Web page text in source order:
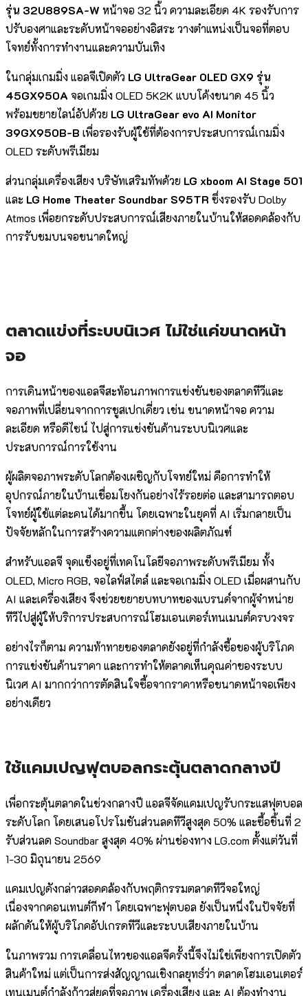
รุ่น 32U889SA-W หน้าจอ 32 นิ้ว ความละเอียด 4K รองรับการ
ปรับองศาและระดับหน้าจออย่างอิสระ วางตำแหน่งเป็นจอที่ตอบ
โจทย์ทั้งการทำงานและความบันเทิง
ในกลุ่มเกมมิ่ง แอลจีเปิดตัว LG UltraGear OLED GX9 รุ่น
45GX950A จอเกมมิ่ง OLED 5K2K แบบโค้งขนาด 45 นิ้ว
พร้อมขยายไลน์อัปด้วย LG UltraGear evo AI Monitor
39GX950B-B เพื่อรองรับผู้ใช้ที่ต้องการประสบการณ์เกมมิ่ง
OLED ระดับพรีเมียม
ส่วนกลุ่มเครื่องเสียง บริษัทเสริมทัพด้วย LG xboom AI Stage 501
และ LG Home Theater Soundbar S95TR ซึ่งรองรับ Dolby
Atmos เพื่อยกระดับประสบการณ์เสียงภายในบ้านให้สอดคล้องกับ
การรับชมบนจอขนาดใหญ่
ตลาดแข่งที่ระบบนิเวศ ไม่ใช่แค่ขนาดหน้า
จอ
การเดินหน้าของแอลจีสะท้อนภาพการแข่งขันของตลาดทีวีและ
จอภาพที่เปลี่ยนจากการชูสเปกเดี่ยว เช่น ขนาดหน้าจอ ความ
ละเอียด หรือดีไซน์ ไปสู่การแข่งขันด้านระบบนิเวศและ
ประสบการณ์การใช้งาน
ผู้ผลิตจอภาพระดับโลกต้องเผชิญกับโจทย์ใหม่ คือการทำให้
อุปกรณ์ภายในบ้านเชื่อมโยงกันอย่างไร้รอยต่อ และสามารถตอบ
โจทย์ผู้ใช้แต่ละคนได้มากขึ้น โดยเฉพาะในยุคที่ AI เริ่มกลายเป็น
ปัจจัยหลักในการสร้างความแตกต่างของผลิตภัณฑ์
สำหรับแอลจี จุดแข็งอยู่ที่เทคโนโลยีจอภาพระดับพรีเมียม ทั้ง
OLED, Micro RGB, จอไลฟ์สไตล์ และจอเกมมิ่ง OLED เมื่อผสานกับ
AI และเครื่องเสียง จึงช่วยขยายบทบาทของแบรนด์จากผู้จำหน่าย
ทีวีไปสู่ผู้ให้บริการประสบการณ์โฮมเอนเตอร์เทนเมนต์ครบวงจร
อย่างไรก็ตาม ความท้าทายของตลาดยังอยู่ที่กำลังซื้อของผู้บริโภค
การแข่งขันด้านราคา และการทำให้ตลาดเห็นคุณค่าของระบบ
นิเวศ AI มากกว่าการตัดสินใจซื้อจากราคาหรือขนาดหน้าจอเพียง
อย่างเดียว
ใช้แคมเปญฟุตบอลกระตุ้นตลาดกลางปี
เพื่อกระตุ้นตลาดในช่วงกลางปี แอลจีจัดแคมเปญรับกระแสฟุตบอล
ระดับโลก โดยเสนอโปรโมชันส่วนลดทีวีสูงสุด 50% และซื้อชิ้นที่ 2
รับส่วนลด Soundbar สูงสุด 40% ผ่านช่องทาง LG.com ตั้งแต่วันที่
1-30 มิถุนายน 2569
แคมเปญดังกล่าวสอดคล้องกับพฤติกรรมตลาดทีวีจอใหญ่
เนื่องจากคอนเทนต์กีฬา โดยเฉพาะฟุตบอล ยังเป็นหนึ่งในปัจจัยที่
ผลักดันให้ผู้บริโภคอัปเกรดทีวีและระบบเสียงภายในบ้าน
ในภาพรวม การเคลื่อนไหวของแอลจีครั้งนี้จึงไม่ใช่เพียงการเปิดตัว
สินค้าใหม่ แต่เป็นการส่งสัญญาณเชิงกลยุทธ์ว่า ตลาดโฮมเอนเตอร์
เทนเมนต์กำลังก้าวสู่ยุคที่จอภาพ เครื่องเสียง และ AI ต้องทำงาน